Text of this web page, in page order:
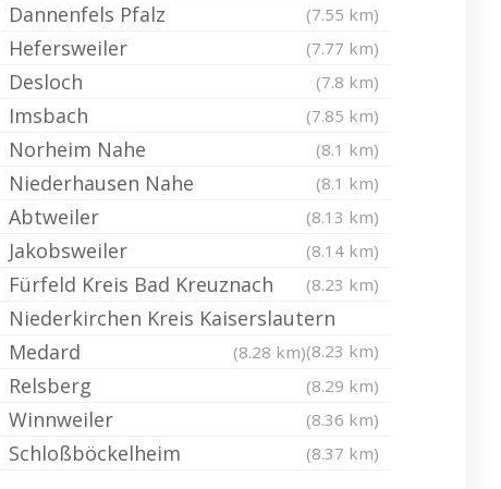
Dannenfels Pfalz (7.55 km)
Hefersweiler (7.77 km)
Desloch (7.8 km)
Imsbach (7.85 km)
Norheim Nahe (8.1 km)
Niederhausen Nahe (8.1 km)
Abtweiler (8.13 km)
Jakobsweiler (8.14 km)
Fürfeld Kreis Bad Kreuznach (8.23 km)
Niederkirchen Kreis Kaiserslautern
(8.23 km)
Medard (8.28 km)
Relsberg (8.29 km)
Winnweiler (8.36 km)
Schloßböckelheim (8.37 km)